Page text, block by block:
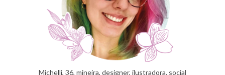
Michelli, 36, mineira, designer, ilustradora, social